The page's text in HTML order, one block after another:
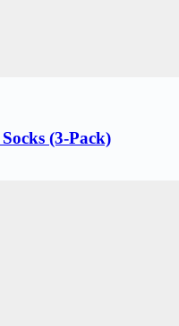
(3-Pack)